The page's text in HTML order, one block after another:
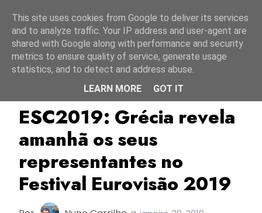
ESC2019 Grécia
ESC2019: Grécia revela
amanhã os seus
representantes no
Festival Eurovisão 2019
This site uses cookies from Google to deliver its services
and to analyze traffic. Your IP address and user-agent are
shared with Google along with performance and security
metrics to ensure quality of service, generate usage
statistics, and to detect and address abuse.
LEARN MORE
GOT IT